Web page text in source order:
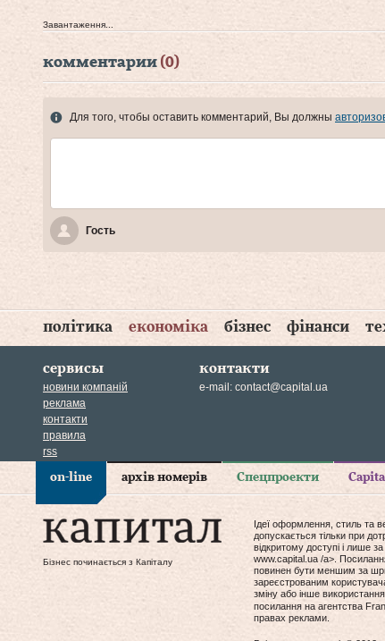
Завантаження...
комментарии (0)
Для того, чтобы оставить комментарий, Вы должны
Гость
політика економіка бізнес фінанси
сервисы
новини компаній
реклама
контакти
правила
rss
контакти
e-mail: contact@capital.ua
on-line архів номерів Спецпроекти
Бізнес починається з Капіталу
Ідеї оформлення, стиль та
допускається тільки при
відкритому доступі і лише
www.capital.ua /a>.
повинен бути меншим за
зареєстрованим
зміну або інше
посилання на агентства
правах реклами.